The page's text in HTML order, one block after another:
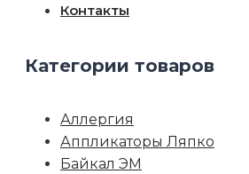
Контакты
Категории товаров
Аллергия
Аппликаторы Ляпко
Байкал ЭМ